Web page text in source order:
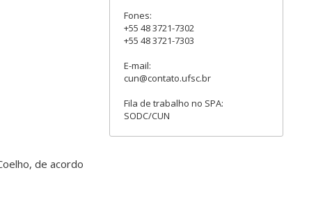
de acordo
Fones:
+55 48 3721-7302
+55 48 3721-7303
E-mail:
cun@contato.ufsc.br
Fila de trabalho no SPA:
SODC/CUN